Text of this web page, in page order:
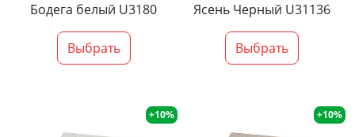
Бодега белый U3180
Выбрать
Ясень Черный U31136
Выбрать
+10% +10%